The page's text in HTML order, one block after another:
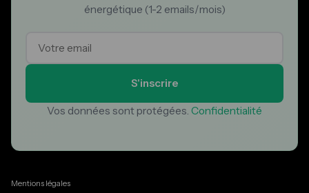
énergétique (1-2 emails/mois)
S'inscrire
Vos données sont protégées. Confidentialité
Mentions légales